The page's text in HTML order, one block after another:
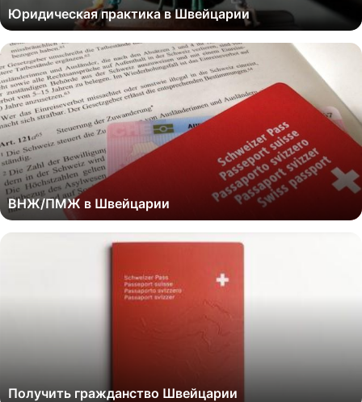
Юридическая практика в Швейцарии
ВНЖ/ПМЖ в Швейцарии
Получить гражданство Швейцарии